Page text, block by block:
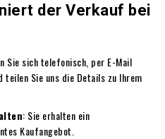
der Verkauf bei
Sie sich telefonisch, per E-Mail
teilen Sie uns die Details zu Ihrem
: Sie erhalten ein
Kaufangebot.